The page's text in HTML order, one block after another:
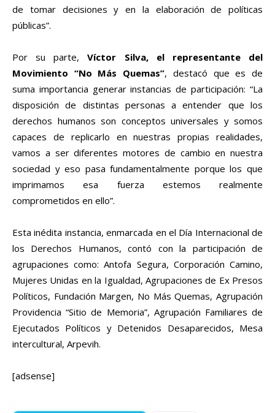
de tomar decisiones y en la elaboración de políticas
públicas”.
Por su parte,Víctor Silva, el representante del
Movimiento “No Más Quemas”, destacó que es de
suma importancia generar instancias de participación: “La
disposición de distintas personas a entender que los
derechos humanos son conceptos universales y somos
capaces de replicarlo en nuestras propias realidades,
vamos a ser diferentes motores de cambio en nuestra
sociedad y eso pasa fundamentalmente porque los que
imprimamos esa fuerza estemos realmente
comprometidos en ello”.
Esta inédita instancia, enmarcada en el Día Internacional de
los Derechos Humanos, contó con la participación de
agrupaciones como: Antofa Segura, Corporación Camino,
Mujeres Unidas en la Igualdad, Agrupaciones de Ex Presos
Políticos, Fundación Margen, No Más Quemas, Agrupación
Providencia “Sitio de Memoria”, Agrupación Familiares de
Ejecutados Políticos y Detenidos Desaparecidos, Mesa
intercultural, Arpevih.
[adsense]